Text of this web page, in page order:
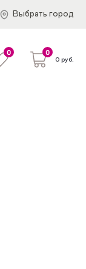
Выбрать город
0 0
0 руб.